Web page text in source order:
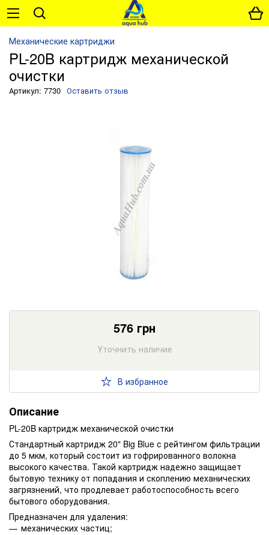
Механические картриджи
PL-20B картридж механической
очистки
Артикул: 7730 Оставить отзыв
576 грн
Уточнить наличие
В избранное
Описание
PL-20B картридж механической очистки
Стандартный картридж 20" Big Blue с рейтингом фильтрации
до 5 мкм, который состоит из гофрированного волокна
высокого качества. Такой картридж надежно защищает
бытовую технику от попадания и скоплению механических
загрязнений, что продлевает работоспособность всего
бытового оборудования.
Предназначен для удаления:
механических частиц;